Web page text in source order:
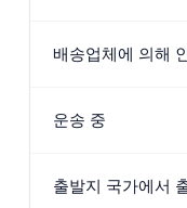
배송업체에 의해
운송 중
출발지 국가에서